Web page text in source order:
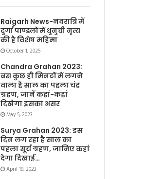
Raigarh News-नवरात्रि में
दुर्गा पाण्डलों में धुनुची नृत्य
की है विशेष महिमा
October 1, 2025
Chandra Grahan 2023:
बस कुछ ही मिनटों में लगने
वाला है साल का पहला चंद्र
ग्रहण, जानें कहां-कहां
दिखेगा इसका असर
May 5, 2023
Surya Grahan 2023: इस
दिन लग रहा है साल का
पहला सूर्य ग्रहण, जानिए कहां
देगा दिखाई…
April 19, 2023